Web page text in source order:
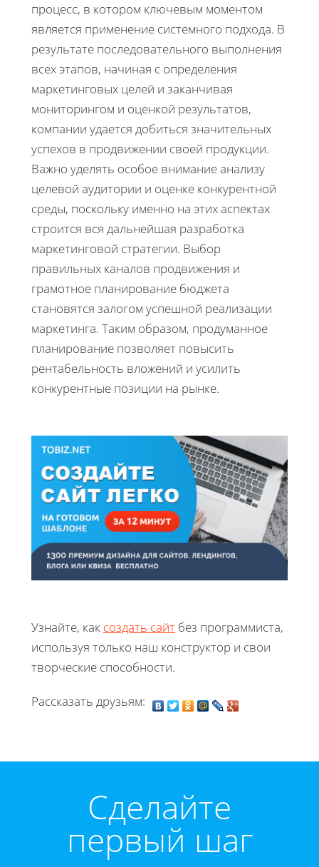
процесс, в котором ключевым моментом
является применение системного подхода. В
результате последовательного выполнения
всех этапов, начиная с определения
маркетинговых целей и заканчивая
мониторингом и оценкой результатов,
компании удается добиться значительных
успехов в продвижении своей продукции.
Важно уделять особое внимание анализу
целевой аудитории и оценке конкурентной
среды, поскольку именно на этих аспектах
строится вся дальнейшая разработка
маркетинговой стратегии. Выбор
правильных каналов продвижения и
грамотное планирование бюджета
становятся залогом успешной реализации
маркетинга. Таким образом, продуманное
планирование позволяет повысить
рентабельность вложений и усилить
конкурентные позиции на рынке.
Узнайте, как создать сайт без программиста,
используя только наш конструктор и свои
творческие способности.
Рассказать друзьям:
Cделайте
первый шаг